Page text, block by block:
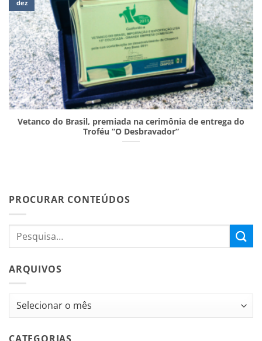
Vetanco do Brasil, premiada na cerimônia de entrega do
Troféu “O Desbravador”
dez
PROCURAR CONTEÚDOS
ARQUIVOS
Arquivos
CATEGORIAS